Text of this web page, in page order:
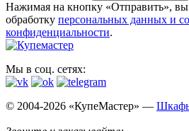
Нажимая на кнопку «Отправить», вы
обработку персональных данных​ и
конфиденциальности.
Мы в соц. сетях:
© 2004-2026 «КупеМастер» —